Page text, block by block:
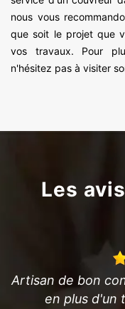
nous vous
que soit le projet que
vos travaux. Pour
n'hésitez pas à visiter
Les
le sens du service
et très